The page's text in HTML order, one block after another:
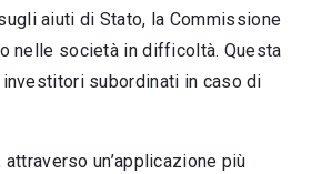
aiuti di Stato, la Commissione
nelle società in difficoltà. Questa
subordinati in caso di
un’applicazione più